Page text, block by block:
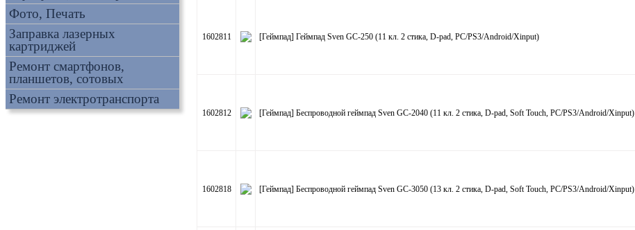
1602811 [Геймпад] Геймпад Sven GC-250 (11 кл. 2 стика, D-pad, PC/PS3/Android/Xinput)
1602812 [Геймпад] Беспроводной геймпад Sven GC-2040 (11 кл. 2 стика, D-pad, Soft Touch, PC/PS3/Android/Xinput)
1602818 [Геймпад] Беспроводной геймпад Sven GC-3050 (13 кл. 2 стика, D-pad, Soft Touch, PC/PS3/Android/Xinput)
Фото, Печать
Заправка лазерных
картриджей
Ремонт смартфонов,
планшетов, сотовых
Ремонт электротранспорта